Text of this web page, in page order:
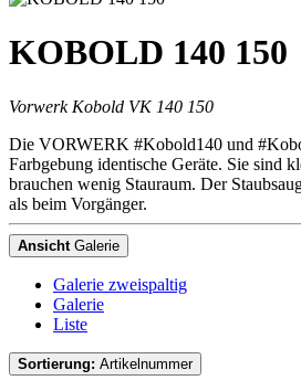
KOBOLD 140 150
Vorwerk Kobold VK 140 150
Die VORWERK #Kobold140 und
Farbgebung identische Geräte. Sie sind
brauchen wenig Stauraum. Der
als beim Vorgänger.
Ansicht Galerie
Galerie zweispaltig
Galerie
Liste
Sortierung: Artikelnummer